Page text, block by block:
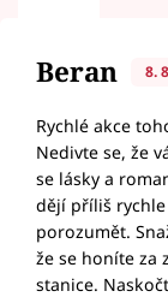
Beran 8.
Rychlé akce
Nedivte se, že
se lásky a
dějí příliš
porozumět.
že se honíte za
stanice.